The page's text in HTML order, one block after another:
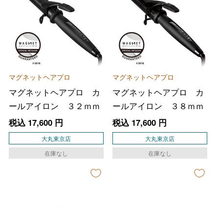
マグネットヘアプロ
マグネットヘアプロ カ
ールアイロン ３２ｍｍ
税込 17,600円
大丸東京店
在庫なし
マグネットヘアプロ
マグネットヘアプロ カ
ールアイロン ３８ｍｍ
税込 17,600円
大丸東京店
在庫なし